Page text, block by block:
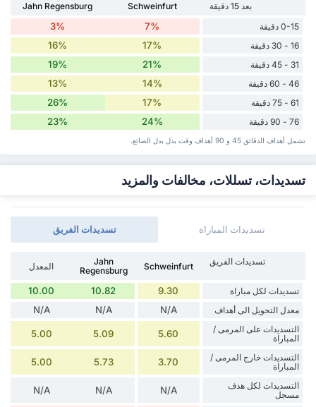
بعد 15 دقيقة Schweinfurt
Jahn Regensburg
0-15 دقيقة
7%
3%
16 - 30 دقيقة 17%
16%
31 - 45 دقيقة 21%
19%
46 - 60 دقيقة 14%
13%
61 - 75 دقيقة 17%
26%
76 - 90 دقيقة 24%
23%
تشمل أهداف الدقائق 45 و 90 أهداف وقت ‏بدل ‏بدل الضائع.
تسديدات، تسللات، مخالفات والمزيد
تسديدات الفريق تسديدات المباراة
تسديدات الفريق Schweinfurt
Jahn
Regensburg
المعدل
تسديدات لكل مباراة 9.30
10.82
10.00
معدل التحويل الى أهداف N/A
N/A
N/A
التسديدات على المرمى /
المباراة
5.60
5.09
5.00
التسديدات خارج المرمى /
المباراة
3.70
5.73
5.00
التسديدات لكل هدف
مسجل
N/A
N/A
N/A